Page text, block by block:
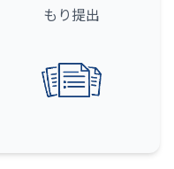
もり提出